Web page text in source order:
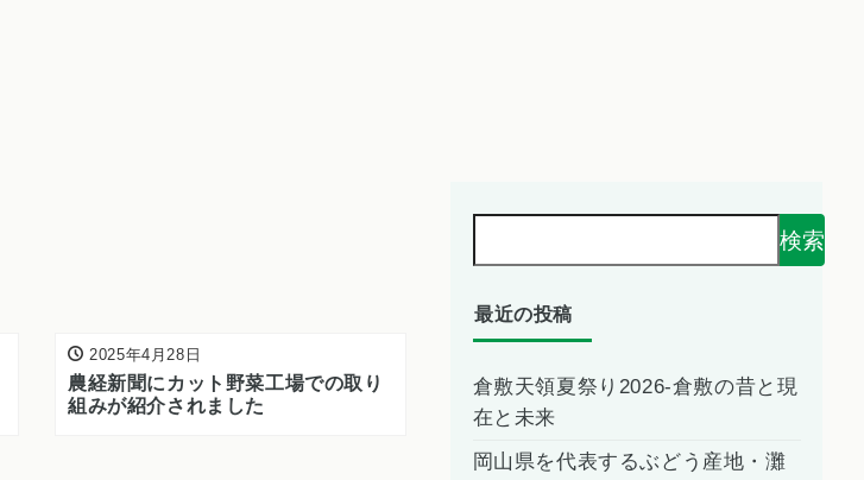
2025年4月28日
農経新聞にカット野菜工場での取り
組みが紹介されました
検索
最近の投稿
倉敷天領夏祭り2026-倉敷の昔と現
在と未来
岡山県を代表するぶどう産地・灘